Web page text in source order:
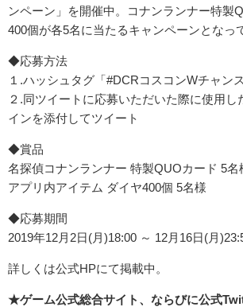
ンペーン」を開催中。コナンランナー特製
400個が各5名に当たるキャンペーンとなっ
◆応募方法
１.ハッシュタグ「#DCRコスコンWチャン
２.同ツイートに応募いただいた際に使用
インを添付してツイート
◆賞品
名探偵コナンランナー 特製QUOカード 5名
アプリ内アイテム ダイヤ400個 5名様
◆応募期間
2019年12月2日(月)18:00 ～ 12月16日(月
詳しくは公式HPにて掲載中。
★ゲーム公式総合サイト、ならびに公式